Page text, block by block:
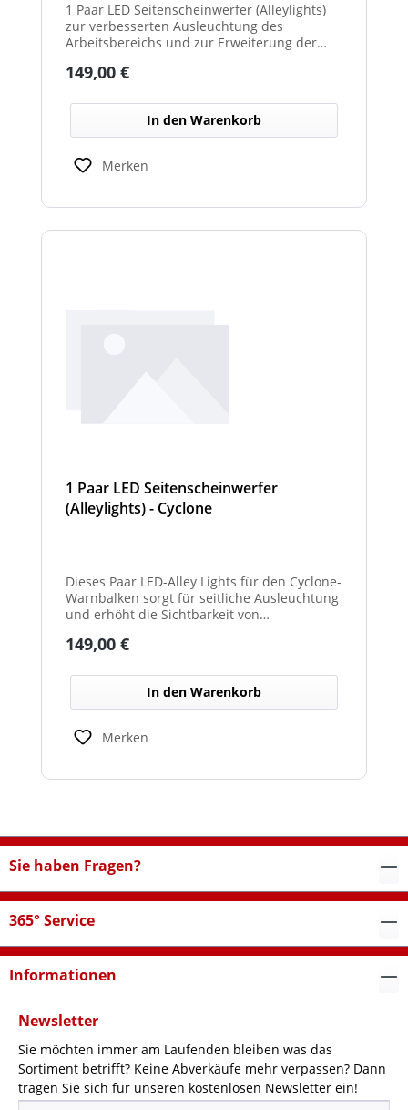
1 Paar LED Seitenscheinwerfer (Alleylights)
zur verbesserten Ausleuchtung des
Arbeitsbereichs und zur Erweiterung der
Regulärer Preis:
149,00 €
In den Warenkorb
Merken
1 Paar LED Seitenscheinwerfer
(Alleylights) - Cyclone
Dieses Paar LED-Alley Lights für den Cyclone-
Warnbalken sorgt für seitliche Ausleuchtung
und erhöht die Sichtbarkeit von
Regulärer Preis:
149,00 €
In den Warenkorb
Merken
Sie haben Fragen?
365° Service
Informationen
Newsletter
Sie möchten immer am Laufenden bleiben was das
Sortiment betrifft? Keine Abverkäufe mehr verpassen? Dann
tragen Sie sich für unseren kostenlosen Newsletter ein!